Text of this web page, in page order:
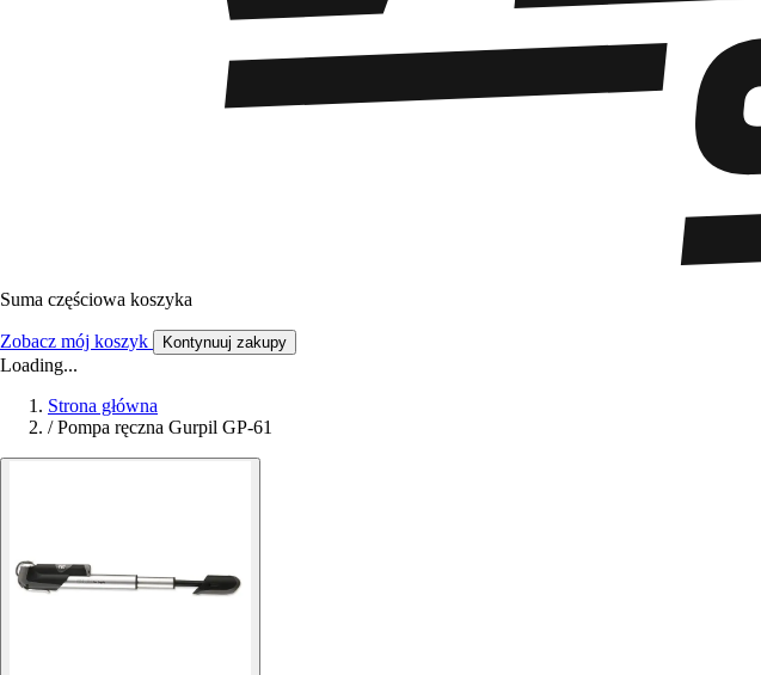
Suma częściowa koszyka
Zobacz mój koszyk Kontynuuj zakupy
Loading...
Strona główna
/ Pompa ręczna Gurpil GP-61